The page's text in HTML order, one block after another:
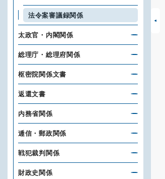
法令案審議録関係
太政官・内閣関係
総理庁・総理府関係
枢密院関係文書
返還文書
内務省関係
逓信・郵政関係
戦犯裁判関係
財政史関係